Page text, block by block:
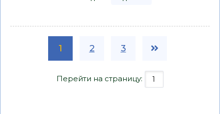
1 2 3
Перейти на страницу: